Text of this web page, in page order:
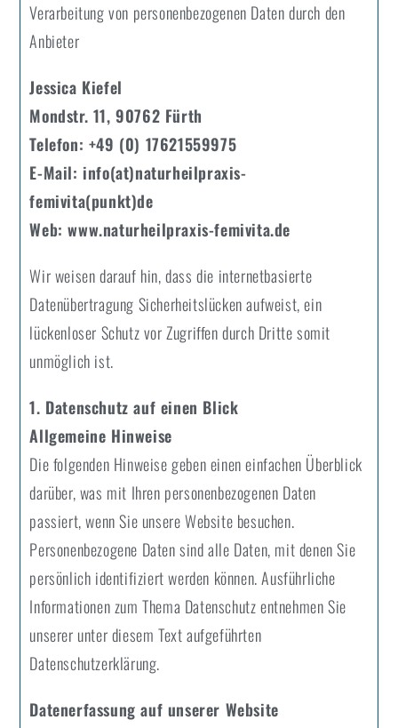
Verarbeitung von personenbezogenen Daten durch den
Anbieter
Jessica Kiefel
Mondstr. 11, 90762 Fürth
Telefon: +49 (0) 17621559975
E-Mail: info(at)naturheilpraxis-
femivita(punkt)de
Web: www.naturheilpraxis-femivita.de
Wir weisen darauf hin, dass die internetbasierte
Datenübertragung Sicherheitslücken aufweist, ein
lückenloser Schutz vor Zugriffen durch Dritte somit
unmöglich ist.
1. Datenschutz auf einen Blick
Allgemeine Hinweise
Die folgenden Hinweise geben einen einfachen Überblick
darüber, was mit Ihren personenbezogenen Daten
passiert, wenn Sie unsere Website besuchen.
Personenbezogene Daten sind alle Daten, mit denen Sie
persönlich identifiziert werden können. Ausführliche
Informationen zum Thema Datenschutz entnehmen Sie
unserer unter diesem Text aufgeführten
Datenschutzerklärung.
Datenerfassung auf unserer Website